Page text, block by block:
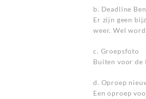
b. Deadline
Er zijn geen
weer. Wel
c. Groepsfoto
Buiten voor de
d. Oproep
Een oproep